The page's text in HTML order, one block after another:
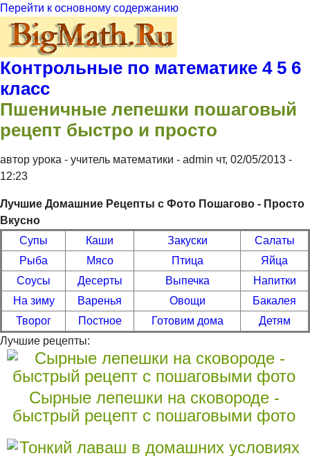
Перейти к основному содержанию
Контрольные по математике 4 5 6
класс
Пшеничные лепешки пошаговый
рецепт быстро и просто
автор урока - учитель математики - admin чт, 02/05/2013 -
12:23
Лучшие Домашние Рецепты с Фото Пошагово - Просто
Вкусно
Супы
Каши Закуски
Салаты
Рыба
Мясо Птица
Яйца
Соусы
Десерты Выпечка
Напитки
На зиму
Варенья Овощи
Бакалея
Творог
Постное Готовим дома
Детям
Лучшие рецепты:
Сырные лепешки на сковороде -
быстрый рецепт с пошаговыми фото